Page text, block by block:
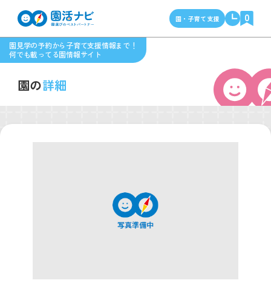
園見学の予約から子育て支援情報まで！
何でも載ってる園情報サイト
園・子育て支援 0
園の詳細